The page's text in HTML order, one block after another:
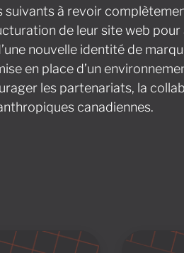
suivants à revoir
de leur site web
nouvelle identité de
en place d’un
les partenariats, la
canadiennes.